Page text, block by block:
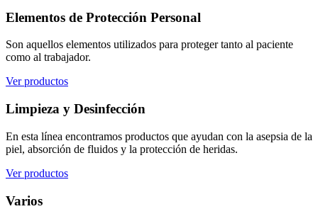
Elementos de Protección Personal
Son aquellos elementos utilizados para proteger tanto al paciente
como al trabajador.
Ver productos
Limpieza y Desinfección
En esta línea encontramos productos que ayudan con la asepsia de la
piel, absorción de fluidos y la protección de heridas.
Ver productos
Varios